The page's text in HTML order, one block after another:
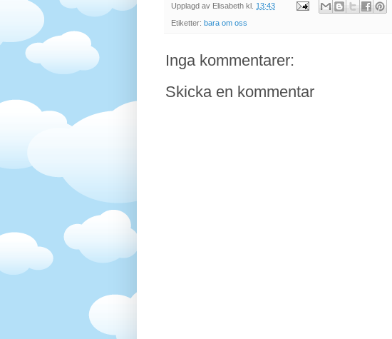
Upplagd av Elisabeth kl. 13:43
Etiketter: bara om oss
Inga kommentarer:
Skicka en kommentar